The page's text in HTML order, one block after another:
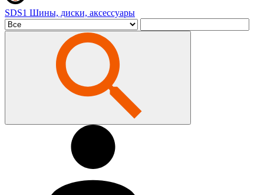
SDS1 Шины, диски, аксессуары